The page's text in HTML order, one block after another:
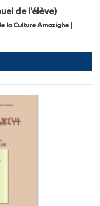
de l’élève)
la Culture Amazighe